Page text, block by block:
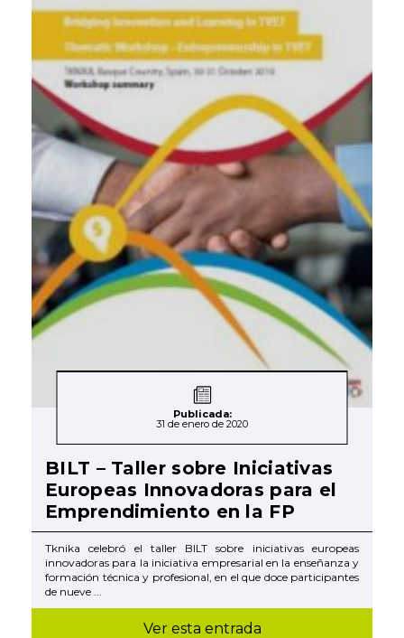
Publicada:
31 de enero de 2020
BILT – Taller sobre Iniciativas
Europeas Innovadoras para el
Emprendimiento en la FP
Tknika celebró el taller BILT sobre iniciativas europeas
innovadoras para la iniciativa empresarial en la enseñanza y
formación técnica y profesional, en el que doce participantes
de nueve ...
Ver esta entrada